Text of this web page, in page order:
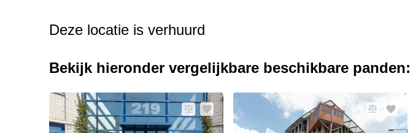
Deze locatie is verhuurd
Bekijk hieronder vergelijkbare beschikbare panden: